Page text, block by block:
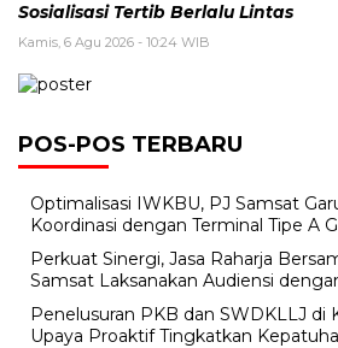
Sosialisasi Tertib Berlalu Lintas
Kamis, 6 Agu 2026 - 10:24 WIB
POS-POS TERBARU
Optimalisasi IWKBU, PJ Samsat
Koordinasi dengan Terminal Tipe A
Perkuat Sinergi, Jasa Raharja
Samsat Laksanakan Audiensi
Penelusuran PKB dan SWDKLLJ di
Upaya Proaktif Tingkatkan